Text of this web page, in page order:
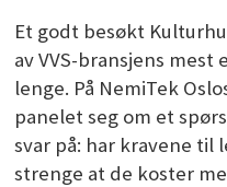
Et godt besøkt
av VVS-bransjens
lenge. På NemiTek
panelet seg om et
svar på: har kravene til
strenge at de koster